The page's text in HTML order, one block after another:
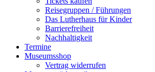
Reisegruppen / Führungen
Das Lutherhaus für Kinder
Barrierefreiheit
Nachhaltigkeit
Termine
Museumsshop
Vertrag widerrufen